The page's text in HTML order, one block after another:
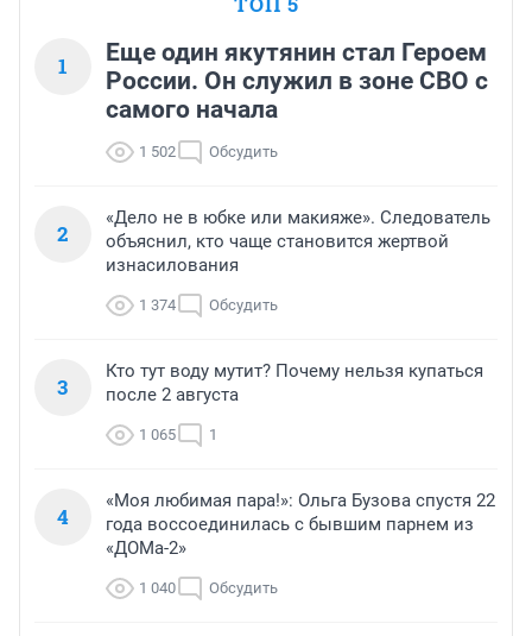
1
Еще один якутянин стал Героем
России. Он служил в зоне СВО с
самого начала
1 502 Обсудить
2
«Дело не в юбке или макияже». Следователь
объяснил, кто чаще становится жертвой
изнасилования
1 374 Обсудить
3
Кто тут воду мутит? Почему нельзя купаться
после 2 августа
1 065 1
4
«Моя любимая пара!»: Ольга Бузова спустя 22
года воссоединилась с бывшим парнем из
«ДОМа-2»
1 040 Обсудить